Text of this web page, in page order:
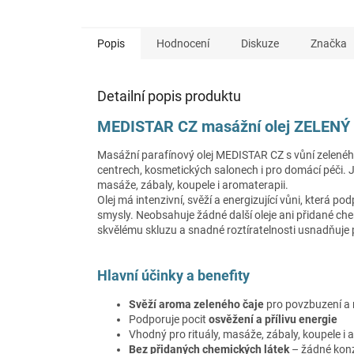
Popis Hodnocení Diskuze Značka
Detailní popis produktu
MEDISTAR CZ masážní olej
Masážní parafínový olej MEDISTAR CZ s vůní
centrech, kosmetických salonech i pro domácí péči.
masáže, zábaly, koupele i aromaterapii.
Olej má intenzivní, svěží a energizující vůni, která
smysly. Neobsahuje žádné další oleje ani přidané
skvělému skluzu a snadné roztíratelnosti
Hlavní účinky a benefity
Svěží aroma zeleného čaje pro povzbuzení
Podporuje pocit osvěžení a přílivu energie
Vhodný pro rituály, masáže, zábaly, koupele i
Bez přidaných chemických látek– žádné